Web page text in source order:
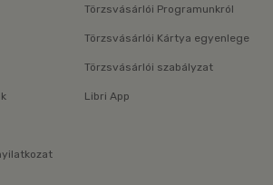
Törzsvásárlói Programunkról
Törzsvásárlói Kártya egyenlege
Törzsvásárlói szabályzat
Libri App